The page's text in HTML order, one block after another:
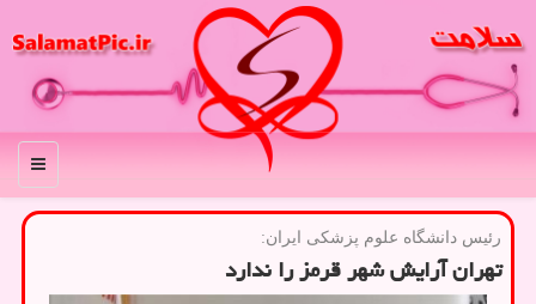
منو
رئیس دانشگاه علوم پزشكی ایران:
تهران آرایش شهر قرمز را ندارد